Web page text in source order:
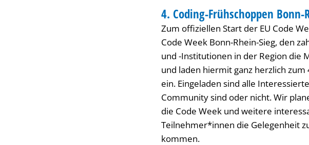
KATEGORIE: BIBLIOTHEK
4. Coding-Frühschoppen Bonn-
Zum offiziellen Start der EU Code
Code Week Bonn-Rhein-Sieg, den
und -Institutionen in der Region die
und laden hiermit ganz herzlich
ein. Eingeladen sind alle
Community sind oder nicht. Wir
die Code Week und weitere
Teilnehmer*innen die Gelegenheit
kommen.